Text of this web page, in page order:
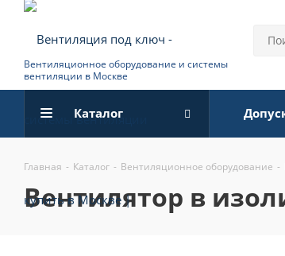
Вентиляционное оборудование и системы
вентиляции в Москве
Каталог
Главная - Каталог - Вентиляционное оборудование -
вентилятор в